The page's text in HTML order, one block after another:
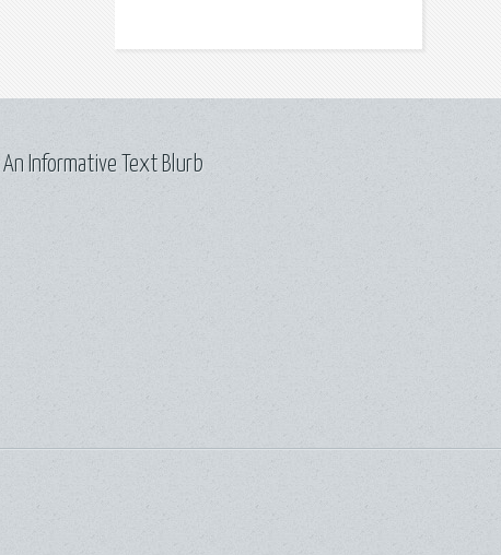
An Informative Text Blurb